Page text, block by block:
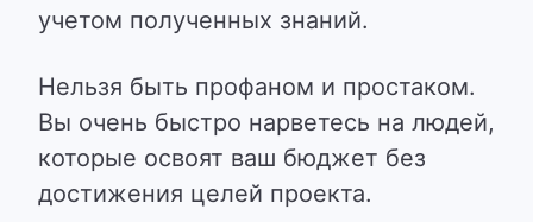
учетом полученных знаний.
Нельзя быть профаном и простаком.
Вы очень быстро нарветесь на людей,
которые освоят ваш бюджет без
достижения целей проекта.